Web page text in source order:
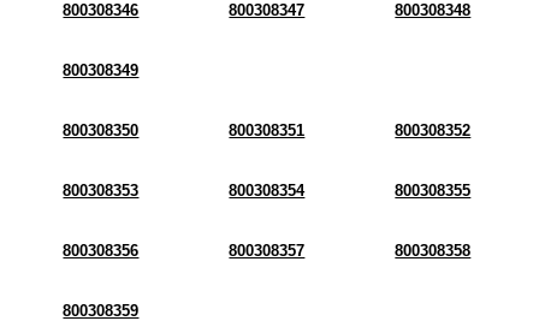
800308346 800308347 800308348
800308349
800308350 800308351 800308352
800308353 800308354 800308355
800308356 800308357 800308358
800308359